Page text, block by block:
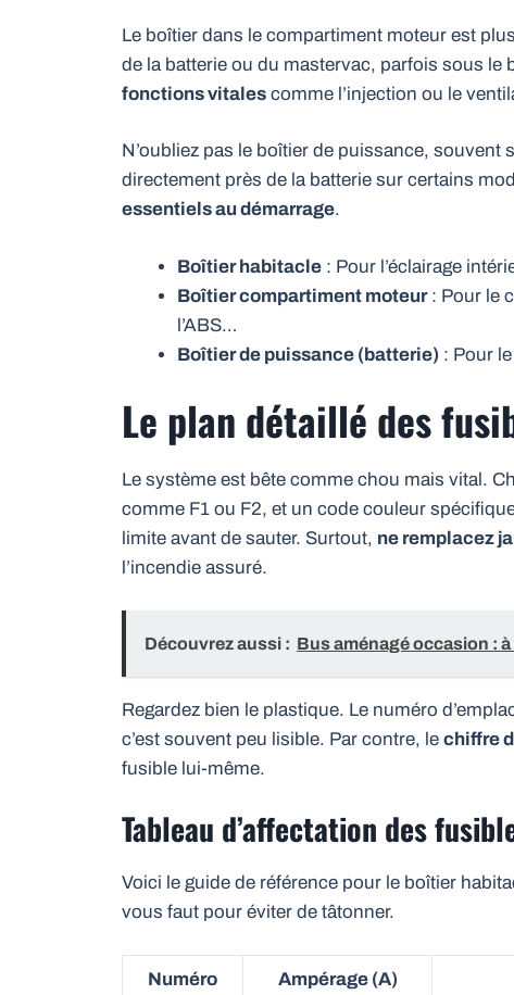
Le boîtier dans le compartiment moteur est
de la batterie ou du mastervac, parfois sous
fonctions vitales comme l’injection ou le
N’oubliez pas le boîtier de puissance,
directement près de la batterie sur certains
essentiels au démarrage.
Boîtier habitacle : Pour l’éclairage
Boîtier compartiment moteur: Pour le
l’ABS…
Boîtier de puissance (batterie) : Pour
Le plan détaillé des
Le système est bête comme chou mais vital.
comme F1 ou F2, et un code couleur
limite avant de sauter. Surtout, ne remplacez
l’incendie assuré.
Découvrez aussi : Bus aménagé occasion :
Regardez bien le plastique. Le numéro
c’est souvent peu lisible. Par contre, le chiffre
fusible lui-même.
Tableau d’affectation des
Voici le guide de référence pour le boîtier
vous faut pour éviter de tâtonner.
Numéro Ampérage (A)